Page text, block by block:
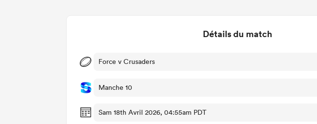
Détails du match
Force v Crusaders
Manche 10
Sam 18th Avril 2026, 04:55am PDT